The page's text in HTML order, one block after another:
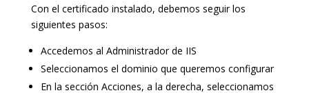
Con el certificado instalado, debemos seguir los
siguientes pasos:
Accedemos al Administrador de IIS
Seleccionamos el dominio que queremos configurar
En la sección Acciones, a la derecha, seleccionamos